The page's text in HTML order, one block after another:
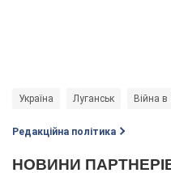
Україна Луганськ Війна в
Редакційна політика